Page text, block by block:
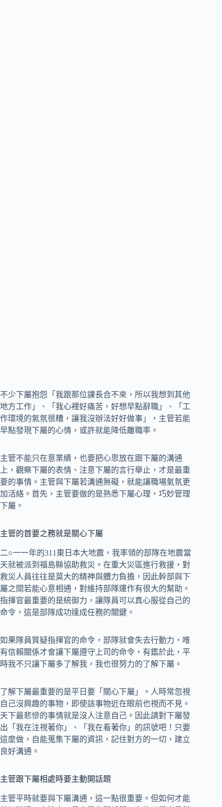
不少下屬抱怨「我跟那位課長合不來，所以我想到其他
地方工作」、「我心裡好痛苦，好想早點辭職」、「工
作環境的氣氛很糟，讓我沒辦法好好做事」，主管若能
早點發現下屬的心情，或許就能降低離職率。
主管不能只在意業績，也要把心思放在跟下屬的溝通
上，觀察下屬的表情、注意下屬的言行舉止，才是最重
要的事情。主管與下屬若溝通無礙，就能讓職場氣氛更
加活絡。首先，主管要做的是熟悉下屬心理，巧妙管理
下屬。
主管的首要之務就是關心下屬
二○一一年的311東日本大地震，我率領的部隊在地震當
天就被派到福島縣協助救災。在重大災區進行救援，對
救災人員往往是莫大的精神與體力負擔，因此幹部與下
屬之間若能心意相通，對維持部隊運作有很大的幫助。
指揮官最重要的是統御力，讓隊員可以真心服從自己的
命令，這是部隊成功達成任務的關鍵。
如果隊員質疑指揮官的命令，部隊就會失去行動力，唯
有信賴關係才會讓下屬遵守上司的命令，有鑑於此，平
時我不只讓下屬多了解我，我也很努力的了解下屬。
了解下屬最重要的是平日要「關心下屬」。人時常忽視
自己沒興趣的事物，即使該事物近在眼前也視而不見。
天下最悲慘的事情就是沒人注意自己。因此請對下屬發
出「我在注視著你」、「我在看著你」的訊號吧！只要
這麼做，自能蒐集下屬的資訊，記住對方的一切，建立
良好溝通。
主管跟下屬相處時要主動開話題
主管平時就要與下屬溝通，這一點很重要。但如何才能